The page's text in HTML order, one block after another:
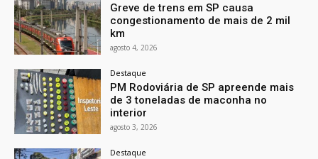
Greve de trens em SP causa
congestionamento de mais de 2 mil
km
agosto 4, 2026
Destaque
PM Rodoviária de SP apreende mais
de 3 toneladas de maconha no
interior
agosto 3, 2026
Destaque